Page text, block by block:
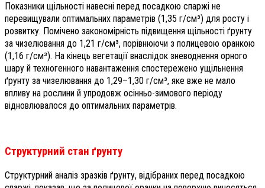
Показники щільності навесні перед посадкою спаржі не
перевищували оптимальних параметрів (1,35 г/см³) для росту і
розвитку. Помічено закономірність підвищення щільності ґрунту
за чизелювання до 1,21 г/см³, порівнюючи з полицевою оранкою
(1,16 г/см³). На кінець вегетації внаслідок зневоднення орного
шару й техногенного навантаження спостережено ущільнення
ґрунту за чизелювання до 1,29–1,30 г/см³, яке вже не мало
впливу на рослини й упродовж осінньо-зимового періоду
відновлювалося до оптимальних параметрів.
Структурний стан ­ґрунту
Структурний аналіз зразків ґрунту, відібраних перед посадкою